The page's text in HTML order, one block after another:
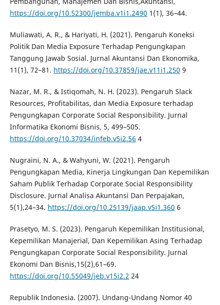
https://doi.org/10.52300/jemba.v1i1.2490 1(1), 36–44.
Muliawati, A. R., & Hariyati, H. (2021). Pengaruh Koneksi
Politik Dan Media Exposure Terhadap Pengungkapan
Tanggung Jawab Sosial. Jurnal Akuntansi Dan Ekonomika,
11(1), 72–81. https://doi.org/10.37859/jae.v11i1.250 9
Nazar, M. R., & Istiqomah, N. H. (2023). Pengaruh Slack
Resources, Profitabilitas, dan Media Exposure terhadap
Pengungkapan Corporate Social Responsibility. Jurnal
Informatika Ekonomi Bisnis, 5, 499–505.
https://doi.org/10.37034/infeb.v5i2.56 4
Nugraini, N. A., & Wahyuni, W. (2021). Pengaruh
Pengungkapan Media, Kinerja Lingkungan Dan Kepemilikan
Saham Publik Terhadap Corporate Social Responsibility
Disclosure. Jurnal Analisa Akuntansi Dan Perpajakan,
5(1),24–34. https://doi.org/10.25139/jaap.v5i1.360 6
Prasetyo, M. S. (2023). Pengaruh Kepemilikan Institusional,
Kepemilikan Manajerial, Dan Kepemilikan Asing Terhadap
Pengungkapan Corporate Social Responsibility. Jurnal
Ekonomi Dan Bisnis,15(2),61–69.
https://doi.org/10.55049/jeb.v15i2.2 24
Republik Indonesia. (2007). Undang-Undang Nomor 40